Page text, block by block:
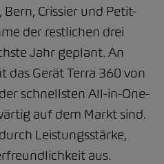
Crissier und Petit-
der restlichen drei
Jahr geplant. An
Gerät Terra 360 von
schnellsten All-in-One-
auf dem Markt sind.
Leistungsstärke,
aus.